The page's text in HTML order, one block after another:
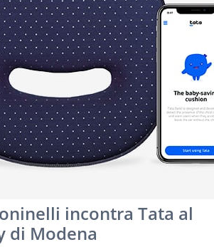
incontra Tata al
di Modena